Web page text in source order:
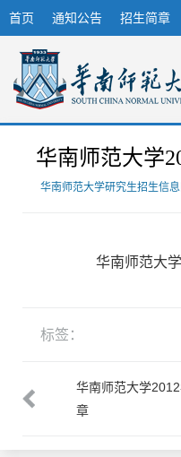
首页 通知公告 招生简章
华南师范大学
华南师范大学研究生招生信息
华南师范大
标签：
在职攻
华南师范大学
章